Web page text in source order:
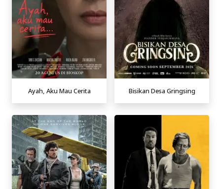
Ayah, Aku Mau Cerita Bisikan Desa Gringsing